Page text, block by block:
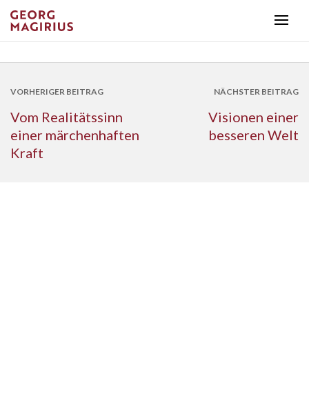
VORHERIGER BEITRAG
Vom Realitätssinn
einer märchenhaften
Kraft
NÄCHSTER BEITRAG
Visionen einer
besseren Welt